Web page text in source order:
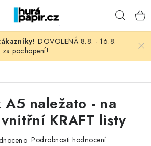
DOVOLENÁ 8.8. - 16.8.
pochopení!
A5 naležato - na
KRAFT listy
Podrobnosti hodnocení